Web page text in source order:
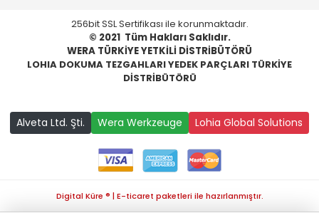
256bit SSL Sertifikası ile korunmaktadır.
© 2021 Tüm Hakları Saklıdır.
WERA TÜRKİYE YETKİLİ DİSTRİBÜTÖRÜ
LOHIA DOKUMA TEZGAHLARI YEDEK PARÇLARI TÜRKİYE
DİSTRİBÜTÖRÜ
Alveta Ltd. Şti. Wera Werkzeuge Lohia Global Solutions
Digital Küre ® | E-ticaret paketleri ile hazırlanmıştır.